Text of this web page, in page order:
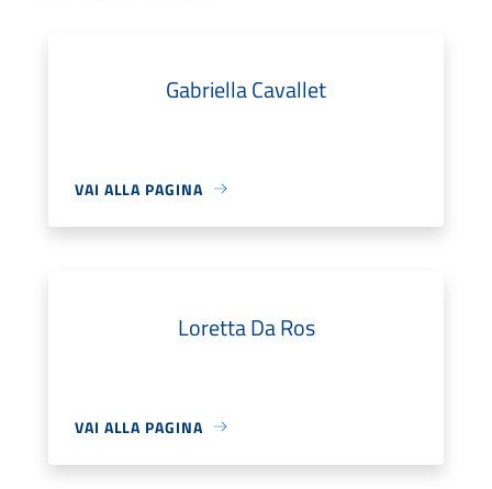
Gabriella Cavallet
VAI ALLA PAGINA
Loretta Da Ros
VAI ALLA PAGINA